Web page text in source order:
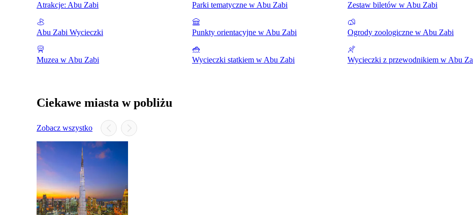
Atrakcje: Abu Zabi Parki tematyczne w Abu Zabi Zestaw biletów w Abu Zabi
Abu Zabi Wycieczki Punkty orientacyjne w Abu Zabi Ogrody zoologiczne w Abu Zabi
Muzea w Abu Zabi Wycieczki statkiem w Abu Zabi Wycieczki z przewodnikiem w Abu
Ciekawe miasta w pobliżu
Zobacz wszystko